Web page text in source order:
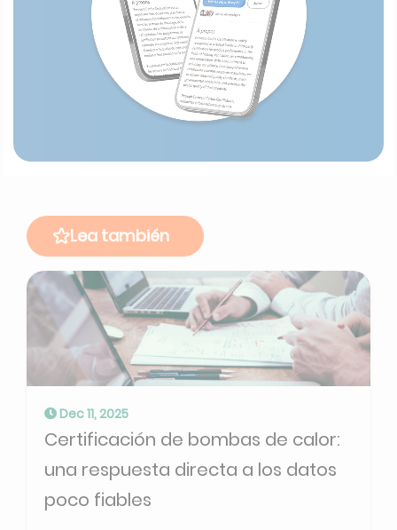
Lea también
Dec 11, 2025
Certificación de bombas de calor:
una respuesta directa a los datos
poco fiables